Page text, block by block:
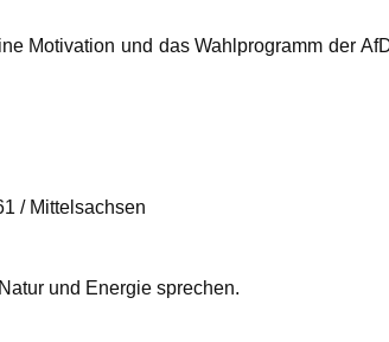
Motivation und das Wahlprogramm der
/ Mittelsachsen
und Energie sprechen.